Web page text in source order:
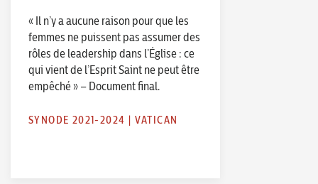
« Il n’y a aucune raison pour que les
femmes ne puissent pas assumer des
rôles de leadership dans l’Église : ce
qui vient de l’Esprit Saint ne peut être
empêché » – Document final.
SYNODE 2021-2024 | VATICAN